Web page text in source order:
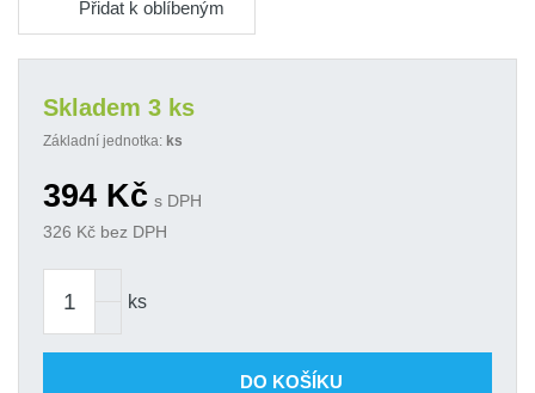
Přidat k oblíbeným
Skladem 3 ks
Základní jednotka: ks
394 Kč s DPH
326 Kč bez DPH
ks
DO KOŠÍKU